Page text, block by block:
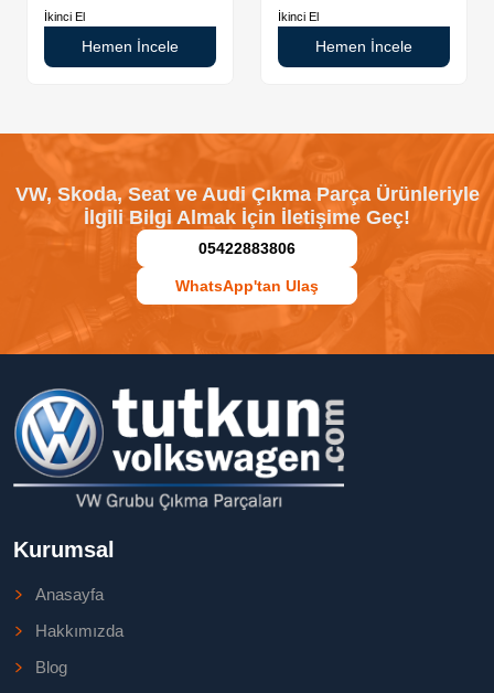
İkinci El
Hemen İncele
İkinci El
Hemen İncele
VW, Skoda, Seat ve Audi Çıkma Parça Ürünleriyle
İlgili Bilgi Almak İçin İletişime Geç!
05422883806
WhatsApp'tan Ulaş
Kurumsal
Anasayfa
Hakkımızda
Blog